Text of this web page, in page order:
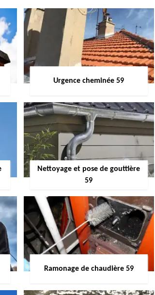
Urgence cheminée 59
Nettoyage et pose de gouttière
59
Ramonage de chaudière 59